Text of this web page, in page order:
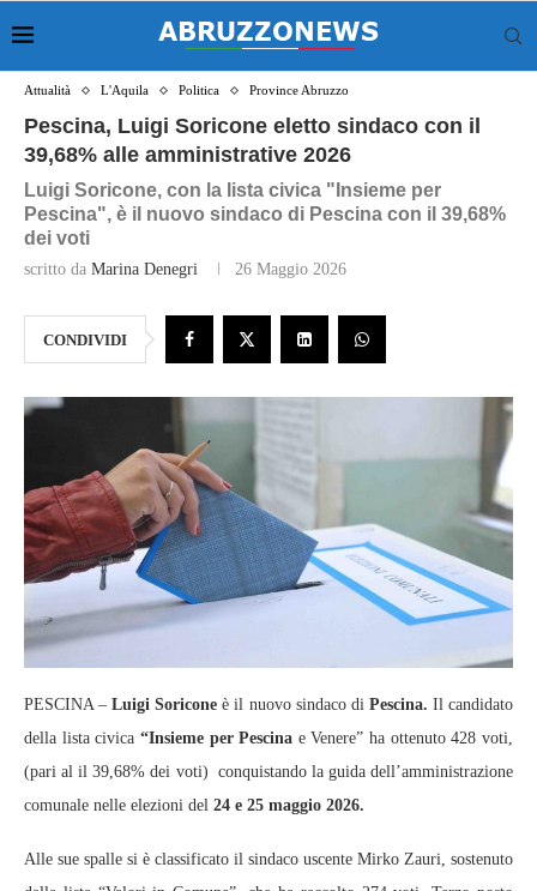
Attualità L'Aquila Politica Province Abruzzo
Pescina, Luigi Soricone eletto sindaco con il
39,68% alle amministrative 2026
Luigi Soricone, con la lista civica "Insieme per
Pescina", è il nuovo sindaco di Pescina con il 39,68%
dei voti
scritto da Marina Denegri 26 Maggio 2026
CONDIVIDI
PESCINA –Luigi Soricone è il nuovo sindaco di Pescina. Il candidato
della lista civica “Insieme per Pescina e Venere” ha ottenuto 428 voti,
(pari al il 39,68% dei voti) conquistando la guida dell’amministrazione
comunale nelle elezioni del 24 e 25 maggio 2026.
Alle sue spalle si è classificato il sindaco uscente Mirko Zauri, sostenuto